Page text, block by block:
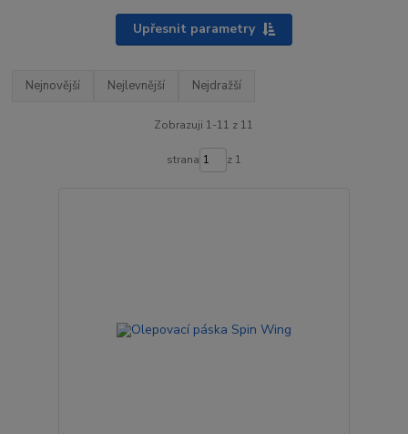
Upřesnit parametry
Nejnovější Nejlevnější Nejdražší
Zobrazuji 1-11 z 11
strana z 1